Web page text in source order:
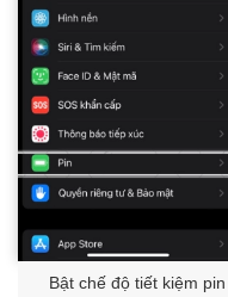
Bật chế độ tiết kiệm